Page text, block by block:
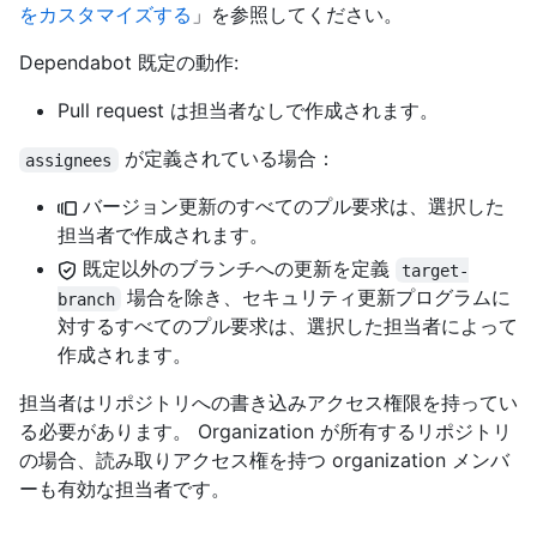
をカスタマイズする 」を参照してください。
Dependabot 既定の動作:
Pull request は担当者なしで作成されます。
assignees
が定義されている場合：
バージョン更新のすべてのプル要求は、選択した
担当者で作成されます。
既定以外のブランチへの更新を定義
target-
branch
場合を除き、セキュリティ更新プログラムに
対するすべてのプル要求は、選択した担当者によって
作成されます。
担当者はリポジトリへの書き込みアクセス権限を持ってい
る必要があります。 Organization が所有するリポジトリ
の場合、読み取りアクセス権を持つ organization メンバ
ーも有効な担当者です。